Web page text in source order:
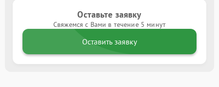
Оставьте заявку
Свяжемся с Вами в течение 5 минут
Оставить заявку